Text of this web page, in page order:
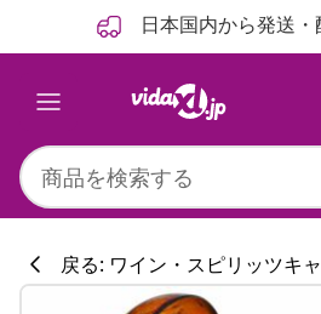
日本国内から発送
戻る: ワイン・スピリッツキ